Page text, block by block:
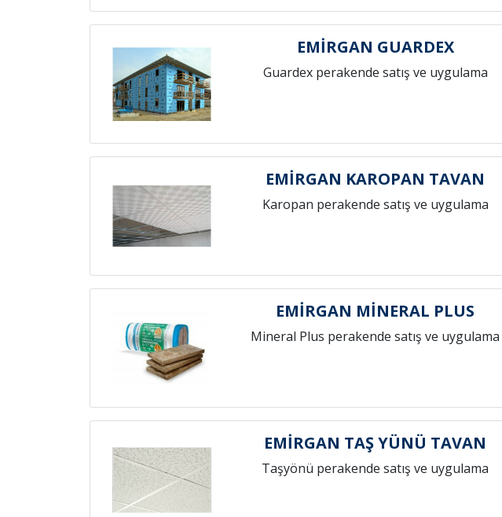
EMİRGAN GUARDEX
Guardex perakende satış ve uygulama
EMİRGAN KAROPAN TAVAN
Karopan perakende satış ve uygulama
EMİRGAN MİNERAL PLUS
Mineral Plus perakende satış ve uygulama
EMİRGAN TAŞ YÜNÜ TAVAN
Taşyönü perakende satış ve uygulama